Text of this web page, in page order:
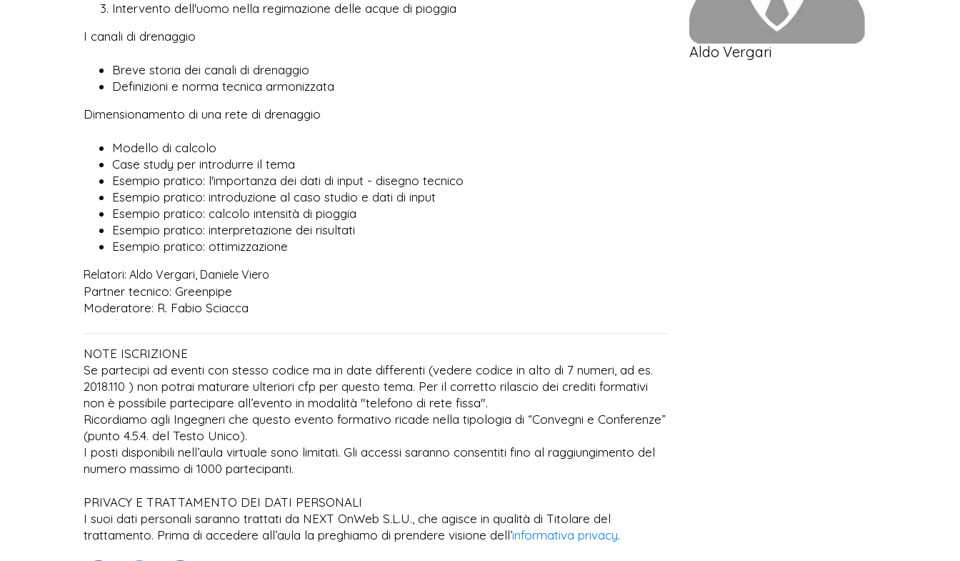
Intervento dell'uomo nella regimazione delle acque di pioggia
I canali di drenaggio
Breve storia dei canali di drenaggio
Definizioni e norma tecnica armonizzata
Dimensionamento di una rete di drenaggio
Modello di calcolo
Case study per introdurre il tema
Esempio pratico: l'importanza dei dati di input - disegno tecnico
Esempio pratico: introduzione al caso studio e dati di input
Esempio pratico: calcolo intensità di pioggia
Esempio pratico: interpretazione dei risultati
Esempio pratico: ottimizzazione
Relatori: Aldo Vergari, Daniele Viero
Partner tecnico: Greenpipe
Moderatore: R. Fabio Sciacca
NOTE ISCRIZIONE
Se partecipi ad eventi con stesso codice ma in date differenti (vedere codice in alto di 7 numeri, ad es.
2018.110 ) non potrai maturare ulteriori cfp per questo tema. Per il corretto rilascio dei crediti formativi
non è possibile partecipare all’evento in modalità "telefono di rete fissa".
Ricordiamo agli Ingegneri che questo evento formativo ricade nella tipologia di “Convegni e Conferenze”
(punto 4.5.4. del Testo Unico).
I posti disponibili nell’aula virtuale sono limitati. Gli accessi saranno consentiti fino al raggiungimento del
numero massimo di 1000 partecipanti.
PRIVACY E TRATTAMENTO DEI DATI PERSONALI
I suoi dati personali saranno trattati da NEXT OnWeb S.L.U., che agisce in qualità di Titolare del
trattamento. Prima di accedere all’aula la preghiamo di prendere visione dell’informativa privacy.
Aldo Vergari